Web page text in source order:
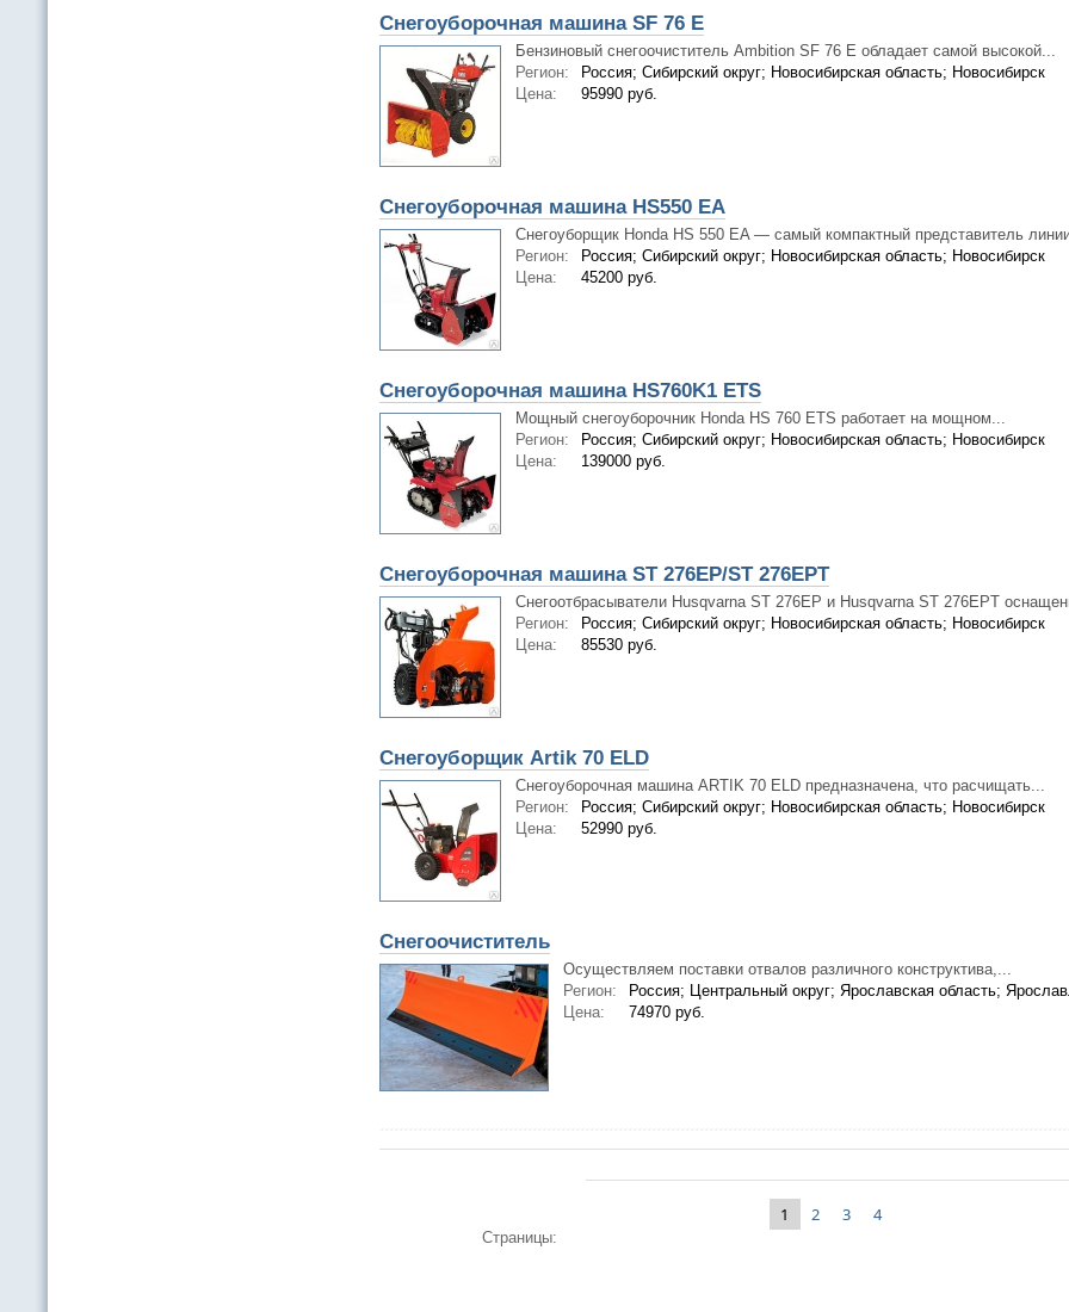
Снегоуборочная машина SF 76 E
Бензиновый снегоочиститель Ambition SF 76 E обладает самой высокой...
Регион:
Россия; Сибирский округ; Новосибирская область; Новосибирск
Цена:
95990 руб.
Снегоуборочная машина HS550 EA
Снегоуборщик Honda HS 550 EA — самый компактный представитель
Регион:
Россия; Сибирский округ; Новосибирская область; Новосибирск
Цена:
45200 руб.
Снегоуборочная машина HS760K1 ETS
Мощный снегоуборочник Honda HS 760 ETS работает на мощном...
Регион:
Россия; Сибирский округ; Новосибирская область; Новосибирск
Цена:
139000 руб.
Снегоуборочная машина ST 276EP/ST 276EPT
Снегоотбрасыватели Husqvarna ST 276EP и Husqvarna ST 276EPT
Регион:
Россия; Сибирский округ; Новосибирская область; Новосибирск
Цена:
85530 руб.
Снегоуборщик Artik 70 ELD
Снегоуборочная машина ARTIK 70 ELD предназначена, что расчищать...
Регион:
Россия; Сибирский округ; Новосибирская область; Новосибирск
Цена:
52990 руб.
Снегоочиститель
Осуществляем поставки отвалов различного конструктива,...
Регион:
Россия; Центральный округ; Ярославская область;
Цена:
74970 руб.
Страницы:
1 2 3 4